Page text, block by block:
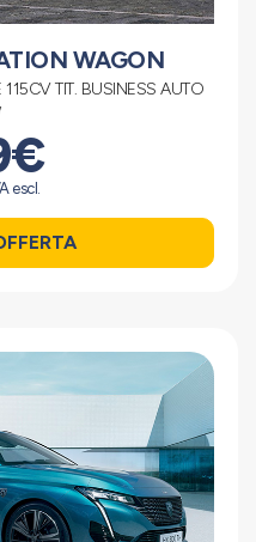
WAGON
TIT. BUSINESS AUTO
escl.